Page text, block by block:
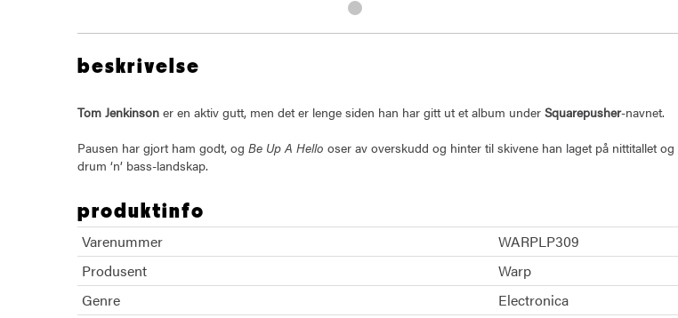
beskrivelse
Tom Jenkinson er en aktiv gutt, men det er lenge siden han har gitt ut et album under Squarepusher-navnet.
Pausen har gjort ham godt, og Be Up A Hello oser av overskudd og hinter til skivene han laget på nittitallet
drum ‘n’ bass-landskap.
produktinfo
Varenummer
WARPLP309
Produsent
Warp
Genre
Electronica